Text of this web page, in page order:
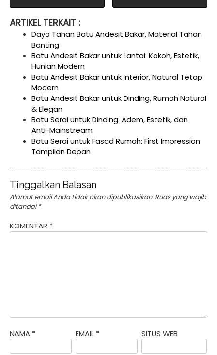
ARTIKEL TERKAIT :
Daya Tahan Batu Andesit Bakar, Material Tahan
Banting
Batu Andesit Bakar untuk Lantai: Kokoh, Estetik,
Hunian Modern
Batu Andesit Bakar untuk Interior, Natural Tetap
Modern
Batu Andesit Bakar untuk Dinding, Rumah Natural
& Elegan
Batu Serai untuk Dinding: Adem, Estetik, dan
Anti-Mainstream
Batu Serai untuk Fasad Rumah: First Impression
Tampilan Depan
Tinggalkan Balasan
Alamat email Anda tidak akan dipublikasikan. Ruas yang wajib
ditandai*
KOMENTAR *
NAMA * EMAIL * SITUS WEB